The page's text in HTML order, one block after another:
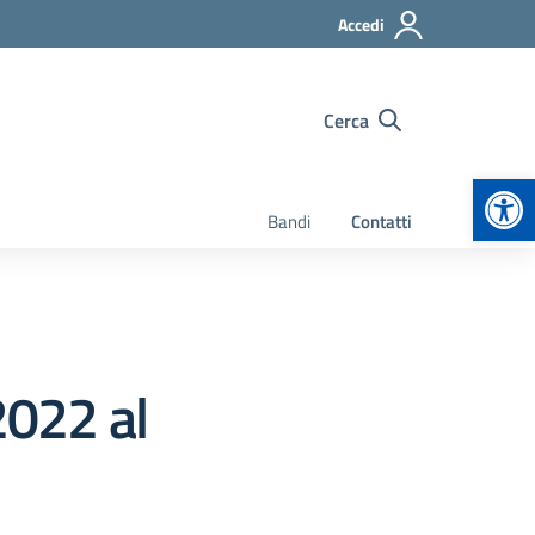
Accedi
Cerca
Bandi Contatti
al